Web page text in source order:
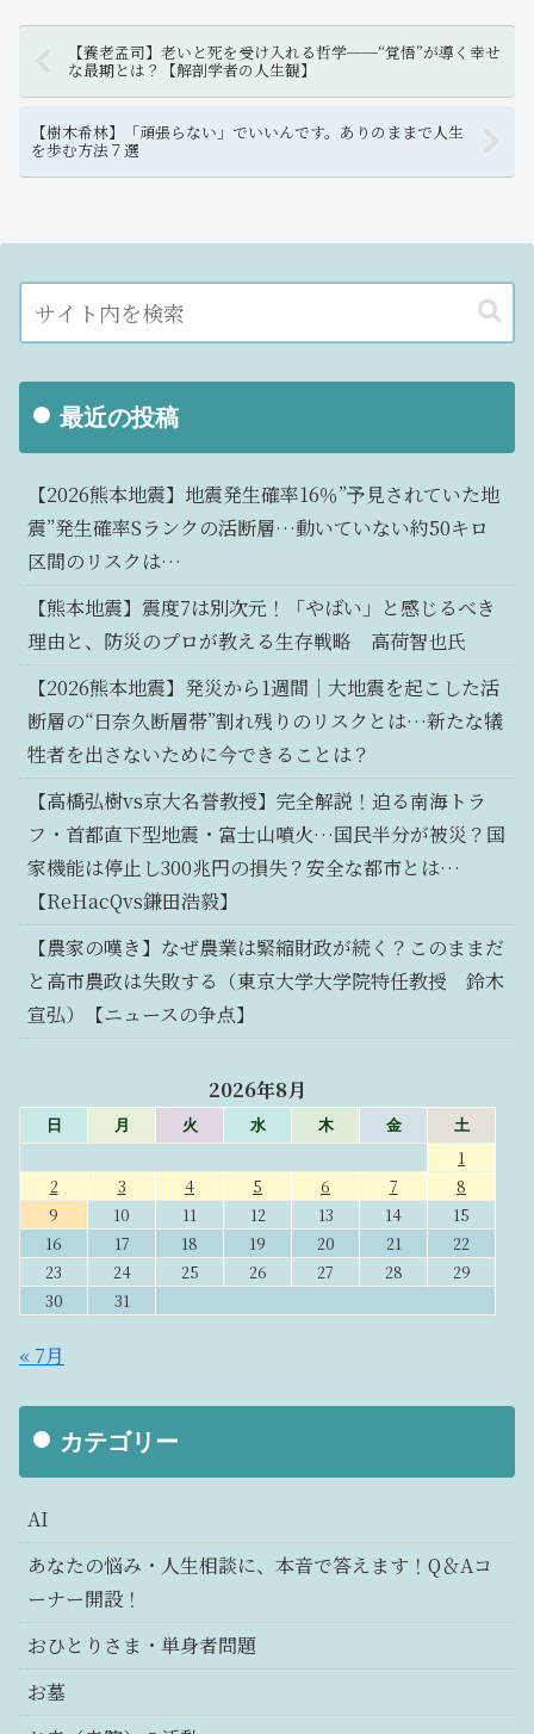
【養老孟司】老いと死を受け入れる哲学──“覚悟”が導く幸せ
な最期とは？【解剖学者の人生観】
【樹木希林】「頑張らない」でいいんです。ありのままで人生
を歩む方法７選
最近の投稿
【2026熊本地震】地震発生確率16％”予見されていた地
震”発生確率Sランクの活断層…動いていない約50キロ
区間のリスクは…
【熊本地震】震度7は別次元！「やばい」と感じるべき
理由と、防災のプロが教える生存戦略 高荷智也氏
【2026熊本地震】発災から1週間｜大地震を起こした活
断層の“日奈久断層帯”割れ残りのリスクとは…新たな犠
牲者を出さないために今できることは？
【高橋弘樹vs京大名誉教授】完全解説！迫る南海トラ
フ・首都直下型地震・富士山噴火…国民半分が被災？国
家機能は停止し300兆円の損失？安全な都市とは…
【ReHacQvs鎌田浩毅】
【農家の嘆き】なぜ農業は緊縮財政が続く？このままだ
と高市農政は失敗する（東京大学大学院特任教授 鈴木
宣弘）【ニュースの争点】
2026年8月
日 月 火 水 木 金 土
1
2
3 4 5 6 7
8
9
10 11 12 13 14
15
16
17 18 19 20 21
22
23
24 25 26 27 28
29
30
31
« 7月
カテゴリー
AI
あなたの悩み・人生相談に、本音で答えます！Q＆Aコ
ーナー開設！
おひとりさま・単身者問題
お墓